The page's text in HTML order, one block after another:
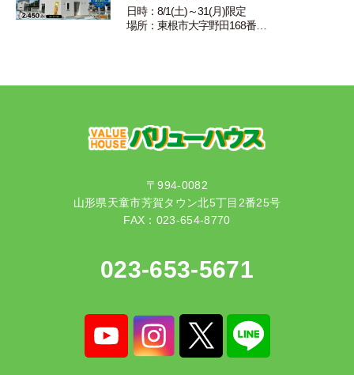
日時：8/1(土)～31(月)限定
場所：東根市大字野田168番…
〒994-0082
山形県天童市芳賀タウン北5丁目2番25号
FAX：023-654-8770
023-653-5671